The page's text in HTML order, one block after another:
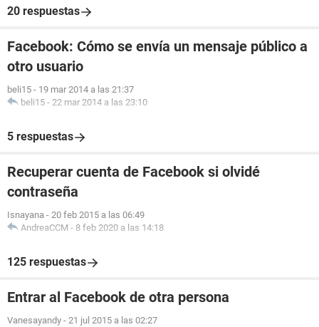
20 respuestas
Facebook: Cómo se envía un mensaje público a
otro usuario
beli15 - 19 mar 2014 a las 21:37
beli15 - 22 mar 2014 a las 23:10
5 respuestas
Recuperar cuenta de Facebook si olvidé
contraseña
Isnayana - 20 feb 2015 a las 06:49
AndreaCCM - 8 feb 2020 a las 14:18
125 respuestas
Entrar al Facebook de otra persona
Vanesayandy - 21 jul 2015 a las 02:27